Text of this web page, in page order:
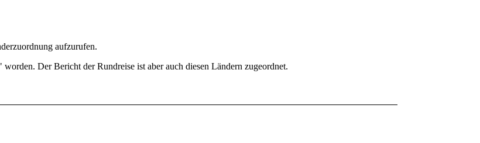
aufzurufen.
Der Bericht der Rundreise ist aber auch diesen Ländern zugeordnet.